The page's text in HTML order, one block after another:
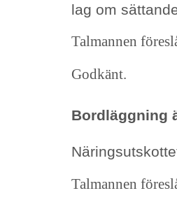
lag om
Talmannen
Godkänt.
Bordläggning
Talmannen